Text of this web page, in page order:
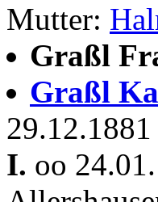
Mutter:
Graßl
Graßl
I. oo